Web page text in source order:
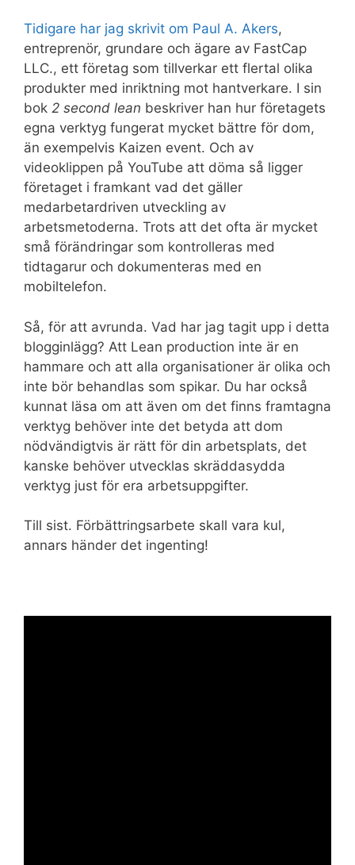
Tidigare har jag skrivit om Paul A. Akers,
entreprenör, grundare och ägare av FastCap
LLC., ett företag som tillverkar ett flertal olika
produkter med inriktning mot hantverkare. I sin
bok 2 second lean beskriver han hur företagets
egna verktyg fungerat mycket bättre för dom,
än exempelvis Kaizen event. Och av
videoklippen på YouTube att döma så ligger
företaget i framkant vad det gäller
medarbetardriven utveckling av
arbetsmetoderna. Trots att det ofta är mycket
små förändringar som kontrolleras med
tidtagarur och dokumenteras med en
mobiltelefon.
Så, för att avrunda. Vad har jag tagit upp i detta
blogginlägg? Att Lean production inte är en
hammare och att alla organisationer är olika och
inte bör behandlas som spikar. Du har också
kunnat läsa om att även om det finns framtagna
verktyg behöver inte det betyda att dom
nödvändigtvis är rätt för din arbetsplats, det
kanske behöver utvecklas skräddasydda
verktyg just för era arbetsuppgifter.
Till sist. Förbättringsarbete skall vara kul,
annars händer det ingenting!